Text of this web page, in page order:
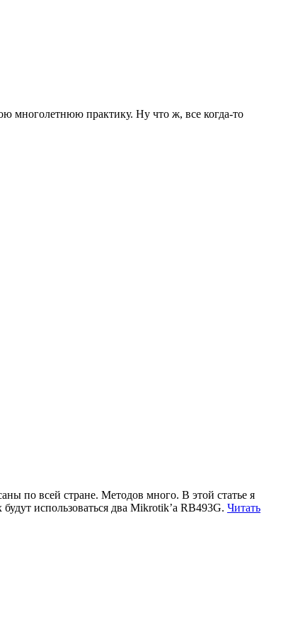
многолетнюю практику. Ну что ж, все когда-то
по всей стране. Методов много. В этой статье я
использоваться два Mikrotik’а RB493G. Читать